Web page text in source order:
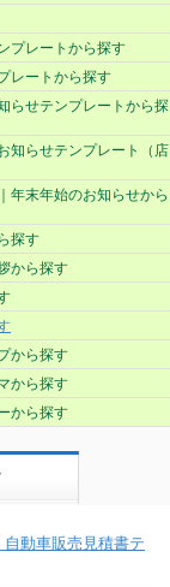
プレートから探す
レートから探す
らせテンプレートから探
知らせテンプレート（店
年末年始のお知らせから
探す
から探す
から探す
から探す
から探す
動車販売見積書テ